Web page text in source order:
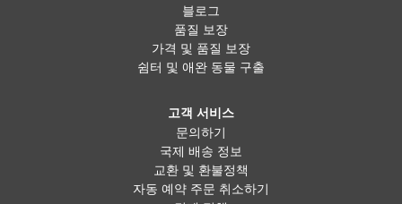
블로그
품질 보장
가격 및 품질 보장
쉼터 및 애완 동물 구출
고객 서비스
문의하기
국제 배송 정보
교환 및 환불정책
자동 예약 주문 취소하기